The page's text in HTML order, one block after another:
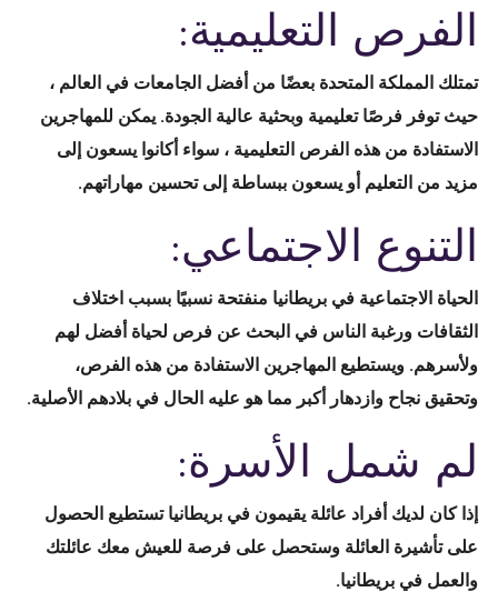
الفرص التعليمية:
تمتلك المملكة المتحدة بعضًا من أفضل الجامعات في العالم ،
حيث توفر فرصًا تعليمية وبحثية عالية الجودة. يمكن للمهاجرين
الاستفادة من هذه الفرص التعليمية ، سواء أكانوا يسعون إلى
مزيد من التعليم أو يسعون ببساطة إلى تحسين مهاراتهم.
التنوع الاجتماعي:
الحياة الاجتماعية في بريطانيا منفتحة نسبيًا بسبب اختلاف
الثقافات ورغبة الناس في البحث عن فرص لحياة أفضل لهم
ولأسرهم. ويستطيع المهاجرين الاستفادة من هذه الفرص،
وتحقيق نجاح وازدهار أكبر مما هو عليه الحال في بلادهم الأصلية.
لم شمل الأسرة:
إذا كان لديك أفراد عائلة يقيمون في بريطانيا تستطيع الحصول
على تأشيرة العائلة وستحصل على فرصة للعيش معك عائلتك
والعمل في بريطانيا.